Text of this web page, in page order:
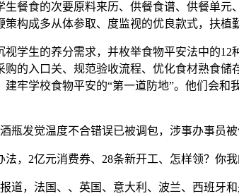
食的次要原料来历、供餐食谱、供餐单元
构成多从体参取、度监视的优良款式，扶植
生的养分需求，并枚举食物平安法中的12
的入口关、规范验收流程、优化食材熟食
牢学校食物平安的“第一道防地”。他们会
发觉温度不合错误已被调包，涉事办事员被
2亿元消费券、28条新开工、怎样领？你
，法国、、英国、意大利、波兰、西班牙和